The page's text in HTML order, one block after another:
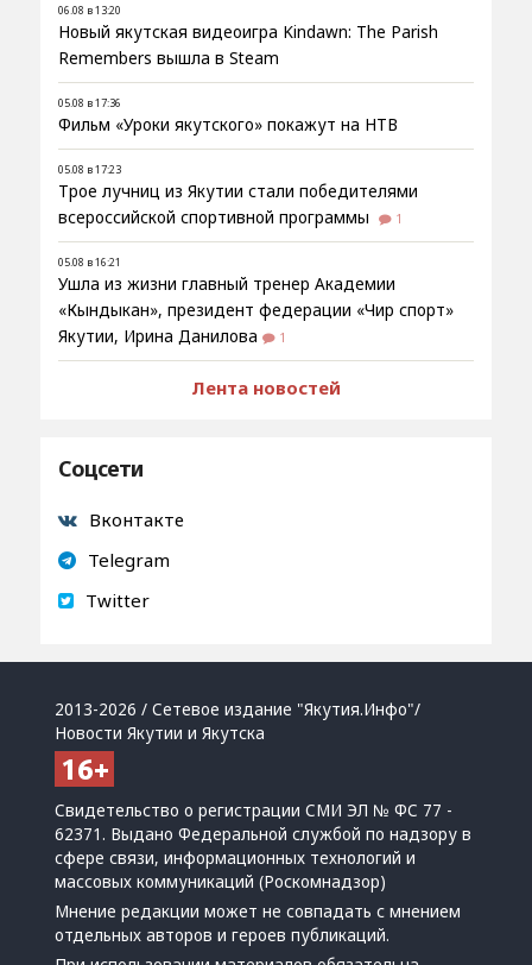
06.08 в 13:20
Новый якутская видеоигра Kindawn: The Parish
Remembers вышла в Steam
05.08 в 17:36
Фильм «Уроки якутского» покажут на НТВ
05.08 в 17:23
Трое лучниц из Якутии стали победителями
всероссийской спортивной программы
1
05.08 в 16:21
Ушла из жизни главный тренер Академии
«Кындыкан», президент федерации «Чир спорт»
Якутии, Ирина Данилова
1
Лента новостей
Соцсети
Вконтакте
Telegram
Twitter
2013-2026 / Сетевое издание "Якутия.Инфо"/
Новости Якутии и Якутска
Свидетельство о регистрации СМИ ЭЛ № ФС 77 -
62371. Выдано Федеральной службой по надзору в
сфере связи, информационных технологий и
массовых коммуникаций (Роскомнадзор)
Мнение редакции может не совпадать с мнением
отдельных авторов и героев публикаций.